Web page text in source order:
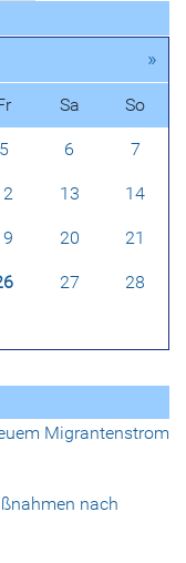
»
Sa So
5 6 7
13 14
20 21
27 28
Migrantenstrom
nach